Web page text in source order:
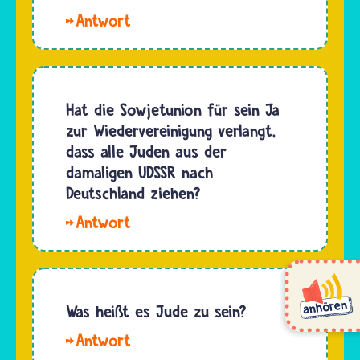
Galiläa
Judäa.
und
Juden,
egal ob
Deutschland
oder
anderen
Ländern
geboren…
Mensch,
an einen
Gott
glaubte,
war
Abraham.
der Urvater
der
Jüdinnen
Juden.
Hat die Sowjetunion für sein Ja
zur Wiedervereinigung verlangt,
dass alle Juden aus der
damaligen UDSSR nach
Deutschland ziehen?
Tatsächlich
1990
viele
Was heißt es Jude zu sein?